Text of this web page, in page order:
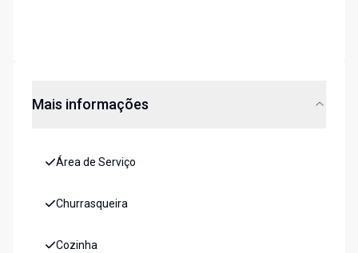
Mais informações
Área de Serviço
Churrasqueira
Cozinha